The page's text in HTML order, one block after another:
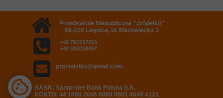
BANK: Santander Bank Polska S.A.
KONTO: 44 1090 2066 0000 0001 4649 4321
Przedszkole Niepubliczne "Źródełko"
59-220 Legnica, ul. Mazowiecka 3
+48 767237293
+48 692018497
pnzrodelko@gmail.com